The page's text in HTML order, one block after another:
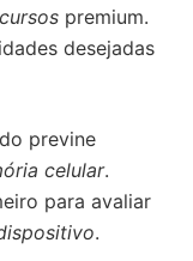
premium.
desejadas
previne
celular.
para avaliar
.